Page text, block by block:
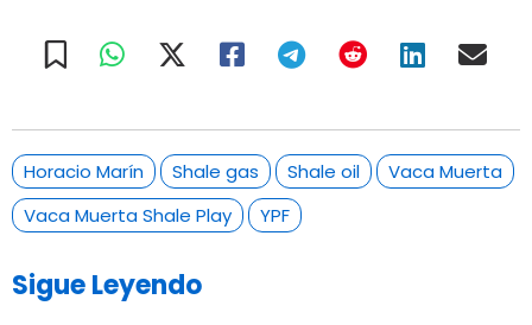
Horacio Marín Shale gas Shale oil
Vaca Muerta
Vaca Muerta Shale Play
YPF
Sigue Leyendo